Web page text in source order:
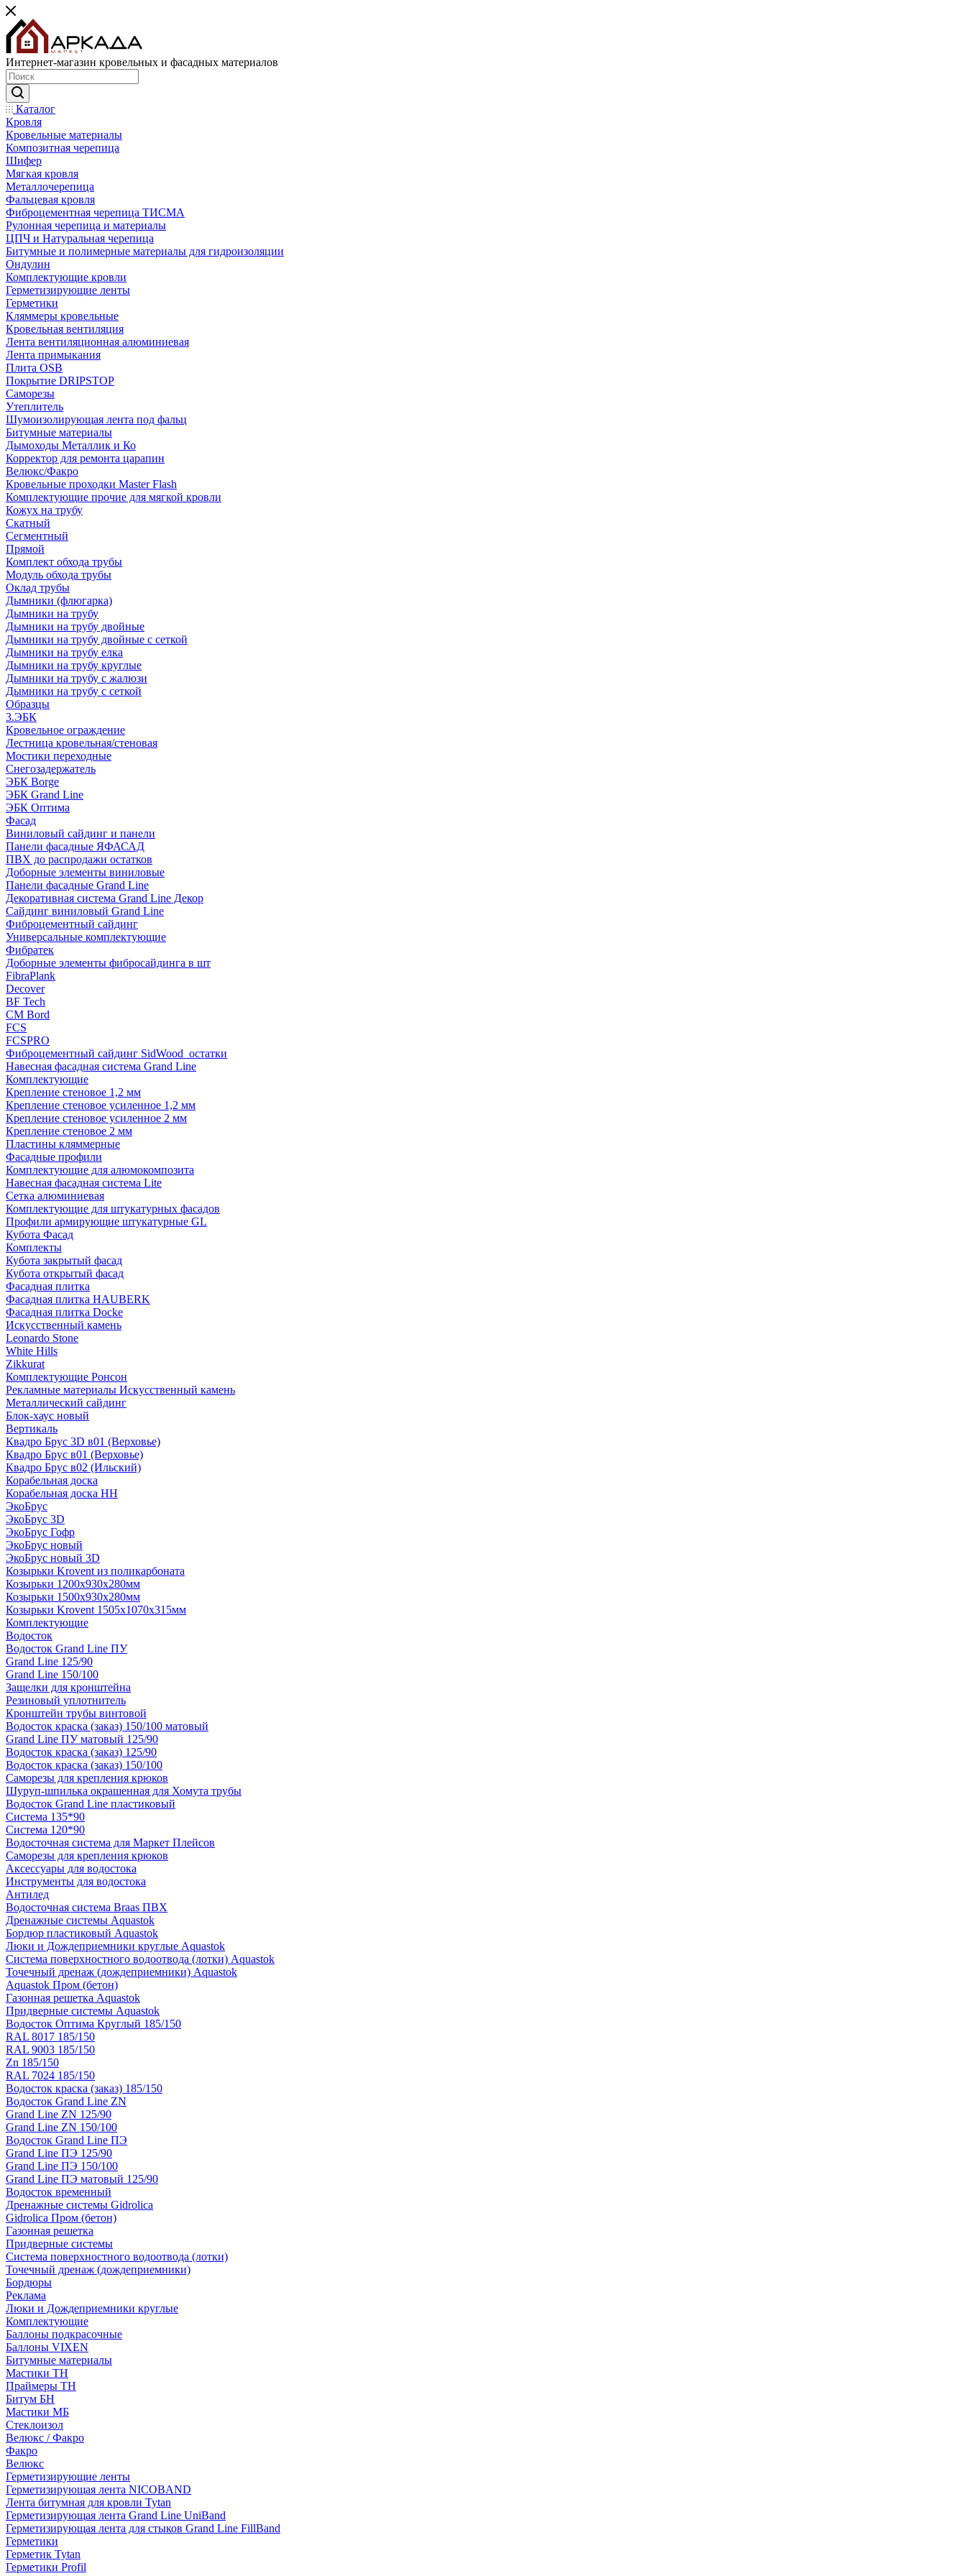
Интернет-магазин кровельных и фасадных материалов
Каталог
Кровля
Кровельные материалы
Композитная черепица
Шифер
Мягкая кровля
Металлочерепица
Фальцевая кровля
Фиброцементная черепица ТИСМА
Рулонная черепица и материалы
ЦПЧ и Натуральная черепица
Битумные и полимерные материалы для гидроизоляции
Ондулин
Комплектующие кровли
Герметизирующие ленты
Герметики
Кляммеры кровельные
Кровельная вентиляция
Лента вентиляционная алюминиевая
Лента примыкания
Плита OSB
Покрытие DRIPSTOP
Саморезы
Утеплитель
Шумоизолирующая лента под фальц
Битумные материалы
Дымоходы Металлик и Ко
Корректор для ремонта царапин
Велюкс/Факро
Кровельные проходки Master Flash
Комплектующие прочие для мягкой кровли
Кожух на трубу
Скатный
Сегментный
Прямой
Комплект обхода трубы
Модуль обхода трубы
Оклад трубы
Дымники (флюгарка)
Дымники на трубу
Дымники на трубу двoйные
Дымники на трубу двoйные с сеткой
Дымники на трубу елка
Дымники на трубу круглые
Дымники на трубу с жалюзи
Дымники на трубу с сеткой
Образцы
3.ЭБК
Кровельное ограждение
Лестница кровельная/стеновая
Мостики переходные
Снегозадержатель
ЭБК Borge
ЭБК Grand Line
ЭБК Оптима
Фасад
Виниловый сайдинг и панели
Панели фасадные ЯФАСАД
ПВХ до распродажи остатков
Доборные элементы виниловые
Панели фасадные Grand Line
Декоративная система Grand Line Декор
Сайдинг виниловый Grand Line
Фиброцементный сайдинг
Универсальные комплектующие
Фибратек
Доборные элементы фибросайдинга в шт
FibraPlank
Decover
BF Tech
CM Bord
FCS
FCSPRO
Фиброцементный сайдинг SidWood_остатки
Навесная фасадная система Grand Line
Комплектующие
Крепление стеновое 1,2 мм
Крепление стеновое усиленное 1,2 мм
Крепление стеновое усиленное 2 мм
Крепление стеновое 2 мм
Пластины кляммерные
Фасадные профили
Комплектующие для алюмокомпозита
Навесная фасадная система Lite
Сетка алюминиевая
Комплектующие для штукатурных фасадов
Профили армирующие штукатурные GL
Кубота Фасад
Комплекты
Кубота закрытый фасад
Кубота открытый фасад
Фасадная плитка
Фасадная плитка HAUBERK
Фасадная плитка Docke
Искусственный камень
Leonardo Stone
White Hills
Zikkurat
Комплектующие Ронсон
Рекламные материалы Искусственный камень
Металлический сайдинг
Блок-хаус новый
Вертикаль
Квадро Брус 3D в01 (Верховье)
Квадро Брус в01 (Верховье)
Квадро Брус в02 (Ильский)
Корабельная доска
Корабельная доска НН
ЭкоБрус
ЭкоБрус 3D
ЭкоБрус Гофр
ЭкоБрус новый
ЭкоБрус новый 3D
Козырьки Krovent из поликарбоната
Козырьки 1200х930х280мм
Козырьки 1500х930х280мм
Козырьки Krovent 1505х1070х315мм
Комплектующие
Водосток
Водосток Grand Line ПУ
Grand Line 125/90
Grand Line 150/100
Защелки для кронштейна
Резиновый уплотнитель
Кронштейн трубы винтовой
Водосток краска (заказ) 150/100 матовый
Grand Line ПУ матовый 125/90
Водосток краска (заказ) 125/90
Водосток краска (заказ) 150/100
Саморезы для крепления крюков
Шуруп-шпилька окрашенная для Хомута трубы
Водосток Grand Line пластиковый
Система 135*90
Система 120*90
Водосточная система для Маркет Плейсов
Саморезы для крепления крюков
Аксессуары для водостока
Инструменты для водостока
Антилед
Водосточная система Braas ПВХ
Дренажные системы Aquastok
Бордюр пластиковый Aquastok
Люки и Дождеприемники круглые Aquastok
Система поверхностного водоотвода (лотки) Aquastok
Точечный дренаж (дождеприемники) Aquastok
Aquastok Пром (бетон)
Газонная решетка Aquastok
Придверные системы Aquastok
Водосток Оптима Круглый 185/150
RAL 8017 185/150
RAL 9003 185/150
Zn 185/150
RAL 7024 185/150
Водосток краска (заказ) 185/150
Водосток Grand Line ZN
Grand Line ZN 125/90
Grand Line ZN 150/100
Водосток Grand Line ПЭ
Grand Line ПЭ 125/90
Grand Line ПЭ 150/100
Grand Line ПЭ матовый 125/90
Водосток временный
Дренажные системы Gidrolica
Gidrolica Пром (бетон)
Газонная решетка
Придверные системы
Система поверхностного водоотвода (лотки)
Точечный дренаж (дождеприемники)
Бордюры
Рекламa
Люки и Дождеприемники круглые
Комплектующие
Баллоны подкрасочные
Баллоны VIXEN
Битумные материалы
Мастики ТН
Праймеры ТН
Битум БН
Мастики МБ
Стеклоизол
Велюкс / Факро
Факро
Велюкс
Герметизирующие ленты
Герметизирующая лента NICOBAND
Лента битумная для кровли Tytan
Герметизирующая лента Grand Line UniBand
Герметизирующая лента для стыков Grand Line FillBand
Герметики
Герметик Tytan
Герметики Profil